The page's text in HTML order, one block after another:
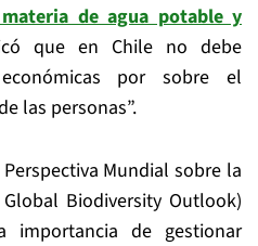
de agua potable y
que en Chile no debe
por sobre el
las personas”.
Mundial sobre la
Biodiversity Outlook)
importancia de gestionar